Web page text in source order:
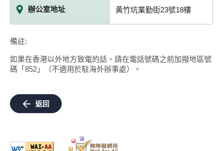
辦公室地址 黃竹坑業勤街23號18樓
備註:
如果在香港以外地方致電的話，請在電話號碼之前加撥地區號
碼「852」（不適用於駐海外辦事處）。
返回